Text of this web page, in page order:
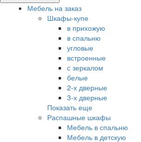
Мебель на заказ
Шкафы-купе
в прихожую
в спальню
угловые
встроенные
с зеркалом
белые
2-х дверные
3-х дверные
Показать еще
Распашные шкафы
Мебель в спальню
Мебель в детскую